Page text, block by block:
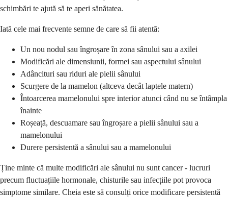
schimbări te ajută să te aperi sănătatea.
Iată cele mai frecvente semne de care să fii atentă:
Un nou nodul sau îngroșare în zona sânului sau a axilei
Modificări ale dimensiunii, formei sau aspectului sânului
Adâncituri sau riduri ale pielii sânului
Scurgere de la mamelon (altceva decât laptele matern)
Întoarcerea mamelonului spre interior atunci când nu se întâmpla
înainte
Roșeață, descuamare sau îngroșare a pielii sânului sau a
mamelonului
Durere persistentă a sânului sau a mamelonului
Ține minte că multe modificări ale sânului nu sunt cancer - lucruri
precum fluctuațiile hormonale, chisturile sau infecțiile pot provoca
simptome similare. Cheia este să consulți orice modificare persistentă